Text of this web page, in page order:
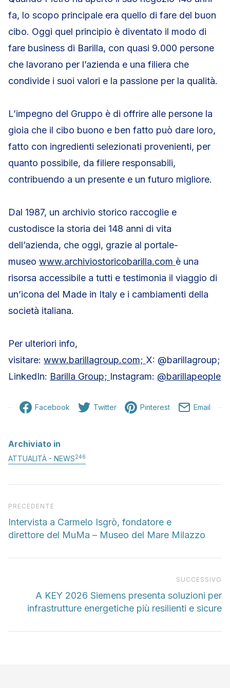
fa, lo scopo principale era quello di fare del buon
cibo. Oggi quel principio è diventato il modo di
fare business di Barilla, con quasi 9.000 persone
che lavorano per l’azienda e una filiera che
condivide i suoi valori e la passione per la qualità.
L’impegno del Gruppo è di offrire alle persone la
gioia che il cibo buono e ben fatto può dare loro,
fatto con ingredienti selezionati provenienti, per
quanto possibile, da filiere responsabili,
contribuendo a un presente e un futuro migliore.
Dal 1987, un archivio storico raccoglie e
custodisce la storia dei 148 anni di vita
dell’azienda, che oggi, grazie al portale-
museo www.archiviostoricobarilla.com è una
risorsa accessibile a tutti e testimonia il viaggio di
un’icona del Made in Italy e i cambiamenti della
società italiana.
Per ulteriori info,
visitare: www.barillagroup.com; X: @barillagroup;
LinkedIn: Barilla Group; Instagram: @barillapeople
Facebook Twitter Pinterest Email
Archiviato in
ATTUALITÀ - NEWS246
Articolo precedente
PRECEDENTE
Intervista a Carmelo Isgrò, fondatore e
direttore del MuMa – Museo del Mare Milazzo
SUCCESSIVO
A KEY 2026 Siemens presenta soluzioni per
infrastrutture energetiche più resilienti e sicure